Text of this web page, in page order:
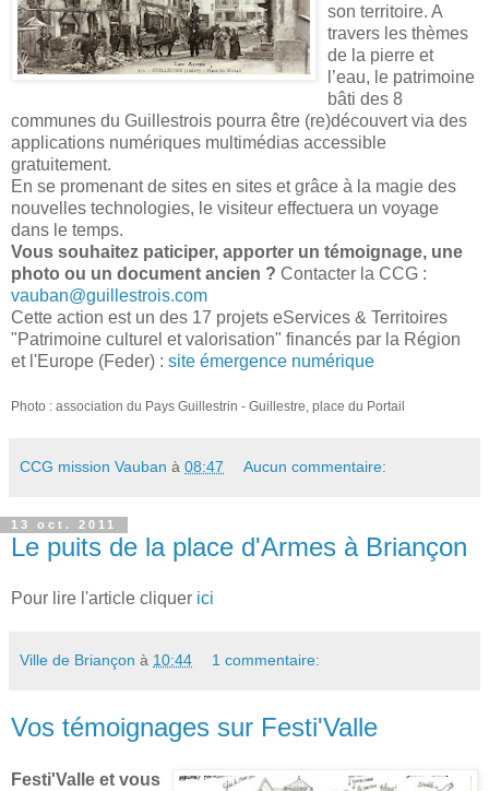
son territoire. A
travers les thèmes
de la pierre et
l’eau, le patrimoine
bâti des 8
communes du Guillestrois pourra être (re)découvert via des
applications numériques multimédias accessible
gratuitement.
En se promenant de sites en sites et grâce à la magie des
nouvelles technologies, le visiteur effectuera un voyage
dans le temps.
Vous souhaitez paticiper, apporter un témoignage, une
photo ou un document ancien ? Contacter la CCG :
vauban@guillestrois.com
Cette action est un des 17 projets eServices & Territoires
"Patrimoine culturel et valorisation" financés par la Région
et l'Europe (Feder) : site émergence numérique
Photo : association du Pays Guillestrin - Guillestre, place du Portail
CCG mission Vauban à 08:47 Aucun commentaire:
13 oct. 2011
Le puits de la place d'Armes à Briançon
Pour lire l'article cliquer ici
Ville de Briançon à 10:44 1 commentaire:
Vos témoignages sur Festi'Valle
Festi'Valle et vous